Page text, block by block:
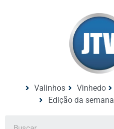
Valinhos Vinhedo
Edição da semana